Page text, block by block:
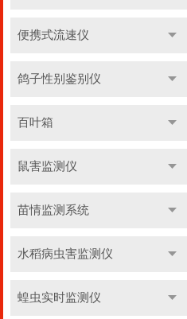
便携式流速仪
鸽子性别鉴别仪
百叶箱
鼠害监测仪
苗情监测系统
水稻病虫害监测仪
蝗虫实时监测仪